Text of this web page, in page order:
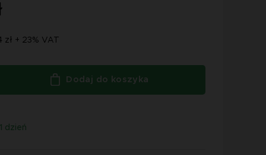
+ 23% VAT
Dodaj do koszyka
1 dzień